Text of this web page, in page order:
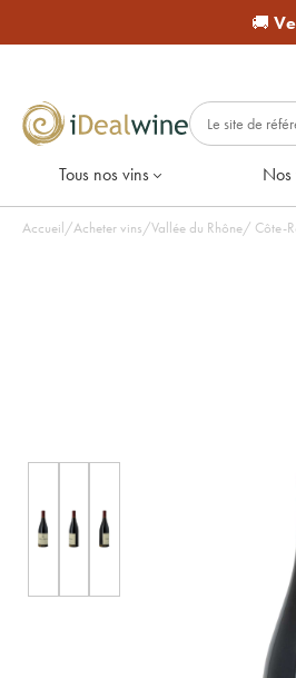
🚚
Tous nos vins Nos
Accueil/Acheter vins/Vallée du Rhône/